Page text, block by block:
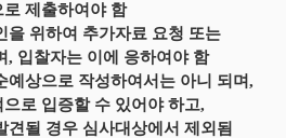
제출하여야 함
을 위하여 추가자료 요청 또는
, 입찰자는 이에 응하여야 함
예상으로 작성하여서는 아니 되며,
로 입증할 수 있어야 하고,
견될 경우 심사대상에서 제외됨